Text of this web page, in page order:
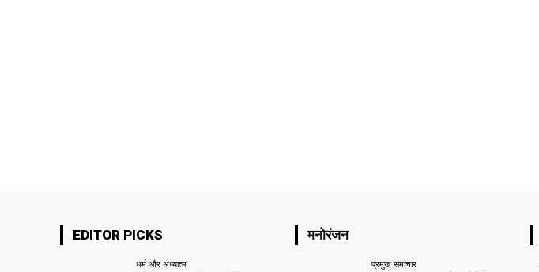
EDITOR PICKS
धर्म और अध्यात्म
मनोरंजन
प्रमुख समाचार‎